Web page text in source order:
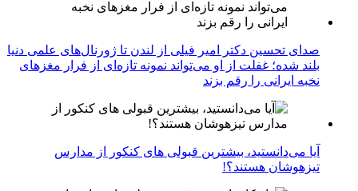
صدای تحسین دکتر امیر فیلی از لندن تا ژورنال‌های علمی دنیا
بلند شده؛ غفلت از او می‌تواند نمونه تازه‌ای از فرار مغزهای
نخبه ایرانی را رقم بزند
آیا می‌دانستید، بیشترین قبولی های کنکور از مدارس
تیزهوشان هستند؟!